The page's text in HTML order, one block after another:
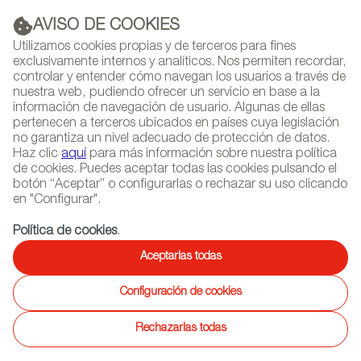
AVISO DE COOKIES
Utilizamos cookies propias y de terceros para fines
exclusivamente internos y analíticos. Nos permiten recordar,
controlar y entender cómo navegan los usuarios a través de
nuestra web, pudiendo ofrecer un servicio en base a la
información de navegación de usuario. Algunas de ellas
pertenecen a terceros ubicados en países cuya legislación
no garantiza un nivel adecuado de protección de datos.
Haz clic aquí para más información sobre nuestra política
de cookies. Puedes aceptar todas las cookies pulsando el
botón “Aceptar” o configurarlas o rechazar su uso clicando
en "Configurar".
Política de cookies.
Aceptarlas todas
Configuración de cookies
Rechazarlas todas
PUBLICIDAD
(+34) 913 497 100 |
NEWSLETTER
AGENDA
Ascender equipa la Casa de la
Música de Moscú